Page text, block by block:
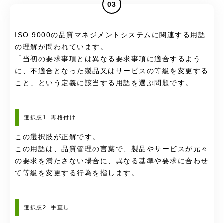
03
ISO 9000の品質マネジメントシステムに関連する用語
の理解が問われています。
「当初の要求事項とは異なる要求事項に適合するよう
に、不適合となった製品又はサービスの等級を変更する
こと」という定義に該当する用語を選ぶ問題です。
選択肢1. 再格付け
この選択肢が正解です。
この用語は、品質管理の言葉で、製品やサービスが元々
の要求を満たさない場合に、異なる基準や要求に合わせ
て等級を変更する行為を指します。
選択肢2. 手直し